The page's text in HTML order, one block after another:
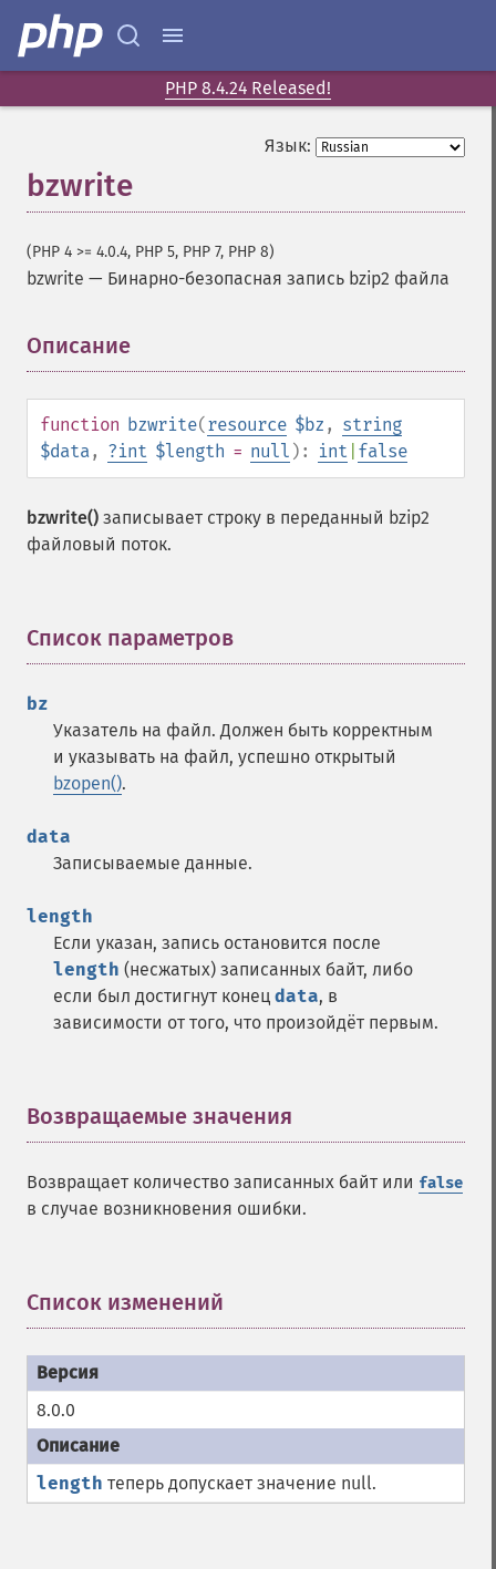
PHP 8.4.24 Released!
Язык:
bzwrite
(PHP 4 >= 4.0.4, PHP 5, PHP 7, PHP 8)
bzwrite — Бинарно-безопасная запись bzip2 файла
Описание
function bzwrite(resource $bz , string
$data, ?int $length = null ): int false
bzwrite() записывает строку в переданный bzip2
файловый поток.
Список параметров
bz
Указатель на файл. Должен быть корректным
и указывать на файл, успешно открытый
bzopen().
data
Записываемые данные.
length
Если указан, запись остановится после
length (несжатых) записанных байт, либо
если был достигнут конец data, в
зависимости от того, что произойдёт первым.
Возвращаемые значения
Возвращает количество записанных байт или false
в случае возникновения ошибки.
Список изменений
8.0.0
length теперь допускает значение null.